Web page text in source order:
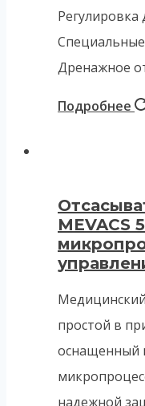
Регулировка
Дренажное
Подробнее
MEVACS
простой в
оснащенный
надежной